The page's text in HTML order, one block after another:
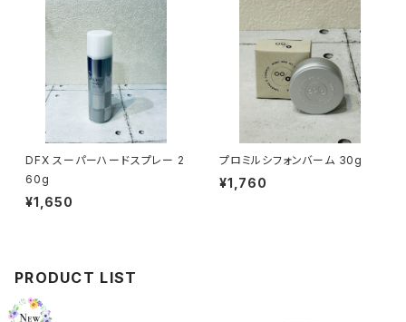
DFX スーパーハードスプレー 2
60g
¥1,650
プロミルシフォンバーム 30g
¥1,760
PRODUCT LIST